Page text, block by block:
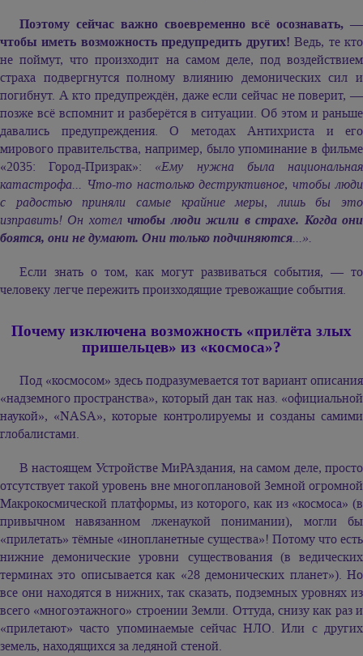
Поэтому сейчас важно своевременно всё осознавать, —
чтобы иметь возможность предупредить других! Ведь, те кто
не поймут, что произходит на самом деле, под воздействием
страха подвергнутся полному влиянию демонических сил и
погибнут. А кто предупреждён, даже если сейчас не поверит, —
позже всё вспомнит и разберётся в ситуации. Об этом и раньше
давались предупреждения. О методах Антихриста и его
мирового правительства, например, было упоминание в фильме
«2035: Город-Призрак»: «Ему нужна была национальная
катастрофа... Что-то настолько деструктивное, чтобы люди
с радостью приняли самые крайние меры, лишь бы это
изправить! Он хотелчтобы люди жили в страхе. Когда они
боятся, они не думают. Они только подчиняются...».
Если знать о том, как могут развиваться события, — то
человеку легче пережить произходящие тревожащие события.
Почему изключена возможность «прилёта злых
пришельцев» из «космоса»?
Под «космосом» здесь подразумевается тот вариант описания
«надземного пространства», который дан так наз. «официальной
наукой», «NASA», которые контролируемы и созданы самими
глобалистами.
В настоящем Устройстве МиРАздания, на самом деле, просто
отсутствует такой уровень вне многоплановой Земной огромной
Макрокосмической платформы, из которого, как из «космоса» (в
привычном навязанном лженаукой понимании), могли бы
«прилетать» тёмные «инопланетные существа»! Потому что есть
нижние демонические уровни существования (в ведических
терминах это описывается как «28 демонических планет»). Но
все они находятся в нижних, так сказать, подземных уровнях из
всего «многоэтажного» строении Земли. Оттуда, снизу как раз и
«прилетают» часто упоминаемые сейчас НЛО. Или с других
земель, находящихся за ледяной стеной.